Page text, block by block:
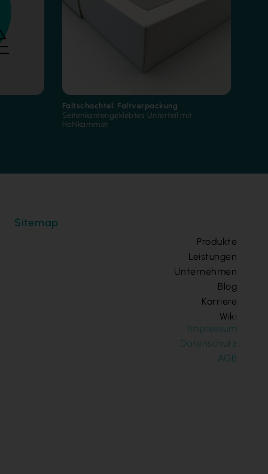
Faltschachtel Faltverpackung
Seitenkantengeklebtes Unterteil mit
Hohlkammer
Sitemap
Produkte
Leistungen
Unternehmen
Blog
Karriere
Wiki
Impressum
Datenschutz
AGB